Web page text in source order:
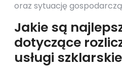
oraz sytuację
Jakie są
dotyczące
usługi